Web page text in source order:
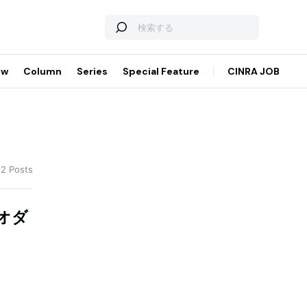
Column Series Special Feature CINRA JOB
Posts
ダ